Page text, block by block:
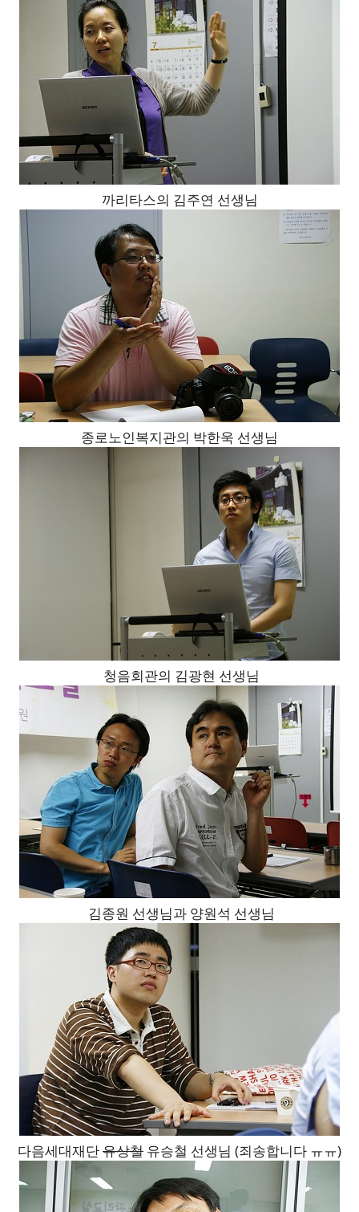
까리타스의 김주연 선생님
종로노인복지관의 박한욱 선생님
청음회관의 김광현 선생님
김종원 선생님과 양원석 선생님
다음세대재단유상철 유승철 선생님 (죄송합니다 ㅠㅠ)